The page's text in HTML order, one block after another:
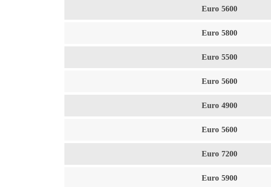
5600 Euro
5800 Euro
5500 Euro
5600 Euro
4900 Euro
5600 Euro
7200 Euro
5900 Euro